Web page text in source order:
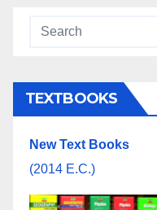
TEXTBOOKS
New Text Books
(2014 E.C.)